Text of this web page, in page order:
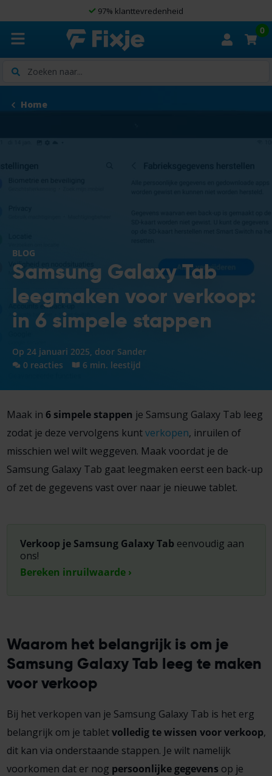
97% klanttevredenheid
Zoeken
0
Home
BLOG
Samsung Galaxy Tab
leegmaken voor verkoop:
in 6 simpele stappen
Op 24 januari 2025, door Sander
0 reacties
6 min. leestijd
Maak in 6 simpele stappen je Samsung Galaxy Tab leeg
zodat je deze vervolgens kuntverkopen, inruilen of
misschien wel wilt weggeven. Maak voordat je de
Samsung Galaxy Tab gaat leegmaken eerst een back-up
of zet de gegevens vast over naar je nieuwe tablet.
Verkoop je Samsung Galaxy Tab eenvoudig aan
ons!
Bereken inruilwaarde ›
Waarom het belangrijk is om je
Samsung Galaxy Tab leeg te maken
voor verkoop
Bij het verkopen van je Samsung Galaxy Tab is het erg
belangrijk om je tabletvolledig te wissen voor verkoop,
dit kan via onderstaande stappen. Je wilt namelijk
voorkomen dat er nog persoonlijke gegevens op je